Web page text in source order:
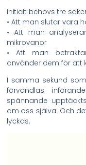
Initialt behövs tre
• Att man slutar vara
• Att man
mikrovanor
• Att man
använder dem för att
I samma sekund
förvandlas
spännande
om oss själva. Och
lyckas.